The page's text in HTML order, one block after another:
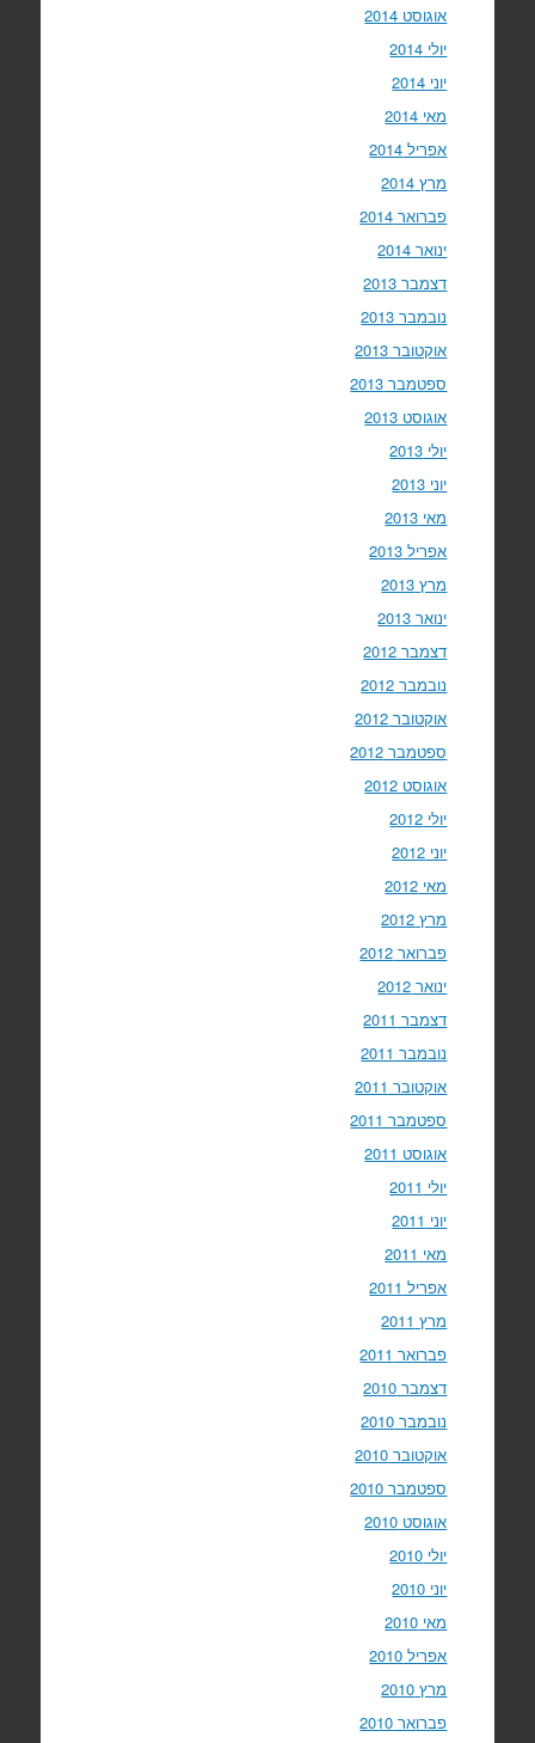
אוגוסט 2014
יולי 2014
יוני 2014
מאי 2014
אפריל 2014
מרץ 2014
פברואר 2014
ינואר 2014
דצמבר 2013
נובמבר 2013
אוקטובר 2013
ספטמבר 2013
אוגוסט 2013
יולי 2013
יוני 2013
מאי 2013
אפריל 2013
מרץ 2013
ינואר 2013
דצמבר 2012
נובמבר 2012
אוקטובר 2012
ספטמבר 2012
אוגוסט 2012
יולי 2012
יוני 2012
מאי 2012
מרץ 2012
פברואר 2012
ינואר 2012
דצמבר 2011
נובמבר 2011
אוקטובר 2011
ספטמבר 2011
אוגוסט 2011
יולי 2011
יוני 2011
מאי 2011
אפריל 2011
מרץ 2011
פברואר 2011
דצמבר 2010
נובמבר 2010
אוקטובר 2010
ספטמבר 2010
אוגוסט 2010
יולי 2010
יוני 2010
מאי 2010
אפריל 2010
מרץ 2010
פברואר 2010